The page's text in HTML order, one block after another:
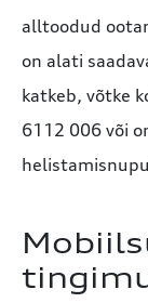
alltoodud
on alati
katkeb, võtke
6112 006 või